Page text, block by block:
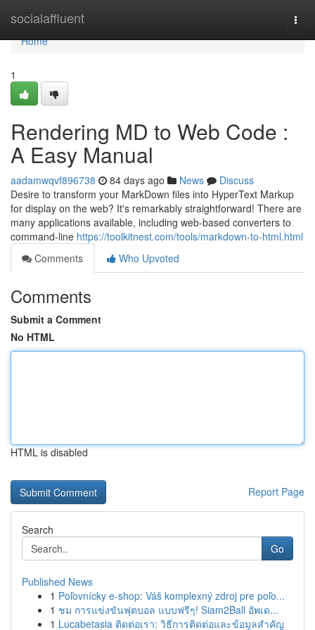
socialaffluent
Home
Home
1
Rendering MD to Web Code :
A Easy Manual
aadamwqvf896738 84 days ago News
Discuss
Desire to transform your MarkDown files into HyperText Markup
for display on the web? It's remarkably straightforward! There are
many applications available, including web-based converters to
command-line https://toolkitnest.com/tools/markdown-to-html.html
Comments
Who Upvoted
Comments
Submit a Comment
No HTML
HTML is disabled
Report Page
Search
Go
Published News
1 Poľovnícky e-shop: Váš komplexný zdroj pre poľo...
1 ชม การแข่งขันฟุตบอล แบบฟรีๆ! Siam2Ball อัพเด...
1 Lucabetasia ติดต่อเรา: วิธีการติดต่อและข้อมูลสำคัญ